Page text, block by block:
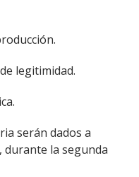
legitimidad.
serán dados a
durante la segunda